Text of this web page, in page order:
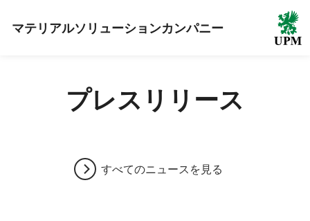
マテリアルソリューションカンパニー
プレスリリース
すべてのニュースを見る